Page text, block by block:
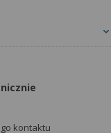
kontaktu